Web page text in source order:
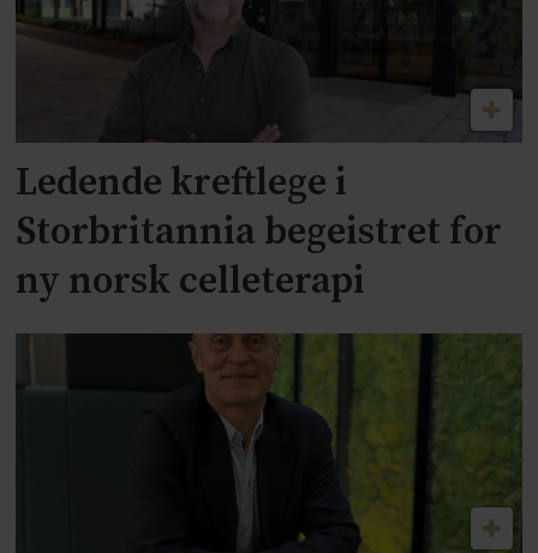
Ledende kreftlege i
Storbritannia begeistret for
ny norsk celleterapi